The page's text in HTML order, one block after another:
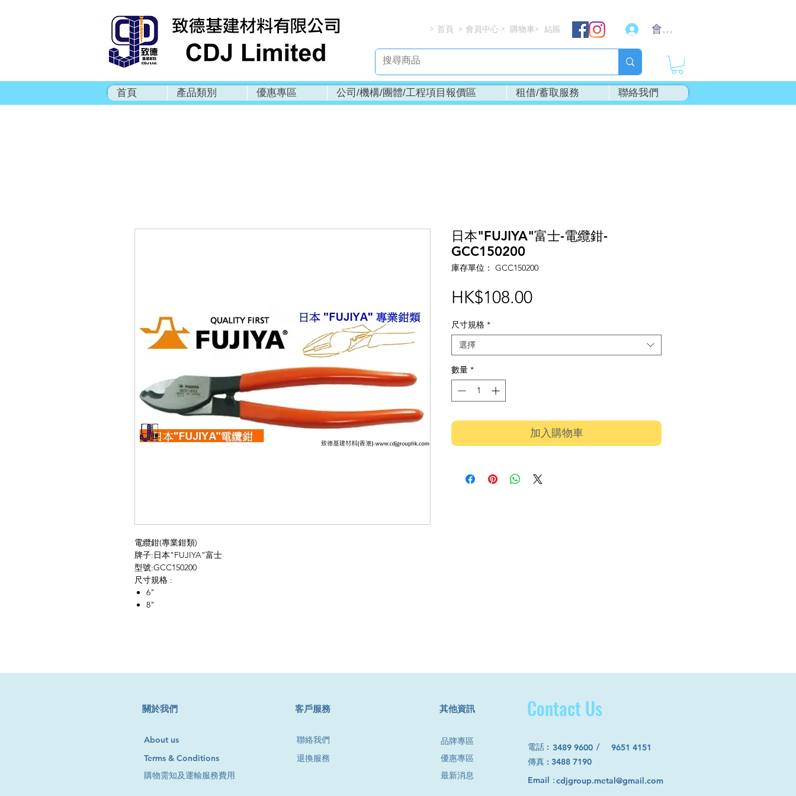
> > > >
首頁 會員中心 購物車 結賬 會員登入
首頁 產品類別 優惠專區 公司/機構/團體/工程項目報價區 租借/蓄取服務 聯絡我們
電纜鉗(專業鉗類)
牌子:日本"FUJIYA"富士
型號:GCC150200
尺寸規格 :
6"
8"
日本"FUJIYA"富士-電纜鉗-
GCC150200
庫存單位： GCC150200
HK$108.00價
尺寸規格 *
選擇
數量 *
加入購物車
​關於我們
About us
Terms & Conditions
​客戶服務
聯絡我們
退換服務
購物需知及運輸服務費用
其他資訊
品牌專區
優惠專區
最新消息
9651 4151
電話 : /
Email：cdjgroup.metal@gmail.com
Contact Us
3489 9600
​傳真 : 3488 7190